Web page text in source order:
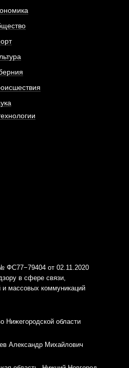
ФС77−79404 от 02.11.2020
в сфере связи,
массовых коммуникаций
Нижегородской области
Александр Михайлович